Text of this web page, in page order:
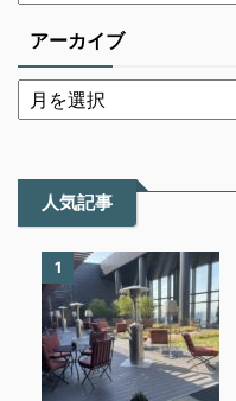
アーカイブ
人気記事
1